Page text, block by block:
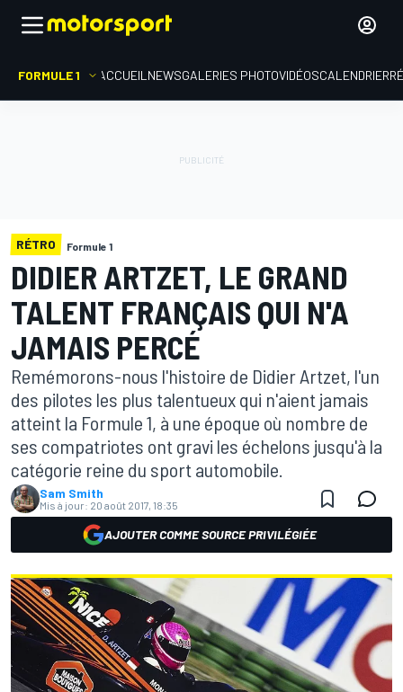
FORMULE 1 ACCUEIL NEWSGALERIES PHOTOVIDÉOSCALENDRIER
RÉTRO Formule 1
DIDIER ARTZET, LE GRAND
TALENT FRANÇAIS QUI N'A
JAMAIS PERCÉ
Remémorons-nous l'histoire de Didier Artzet, l'un
des pilotes les plus talentueux qui n'aient jamais
atteint la Formule 1, à une époque où nombre de
ses compatriotes ont gravi les échelons jusqu'à la
catégorie reine du sport automobile.
Sam Smith
Mis à jour: 20 août 2017, 18:35
AJOUTER COMME SOURCE PRIVILÉGIÉE